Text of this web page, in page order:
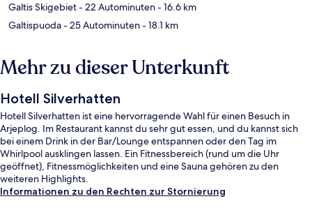
Galtis Skigebiet- 22 Autominuten- 16.6 km
Galtispuoda- 25 Autominuten- 18.1 km
Mehr zu dieser Unterkunft
Hotell Silverhatten
Hotell Silverhatten ist eine hervorragende Wahl für einen Besuch in
Arjeplog. Im Restaurant kannst du sehr gut essen, und du kannst sich
bei einem Drink in der Bar/Lounge entspannen oder den Tag im
Whirlpool ausklingen lassen. Ein Fitnessbereich (rund um die Uhr
geöffnet), Fitnessmöglichkeiten und eine Sauna gehören zu den
weiteren Highlights.
Informationen zu den Rechten zur Stornierung